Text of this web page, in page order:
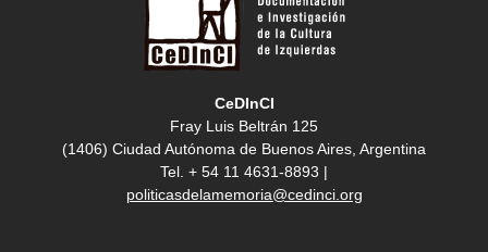
CeDInCI
Fray Luis Beltrán 125
(1406) Ciudad Autónoma de Buenos Aires, Argentina
Tel. + 54 11 4631-8893 |
politicasdelamemoria@cedinci.org